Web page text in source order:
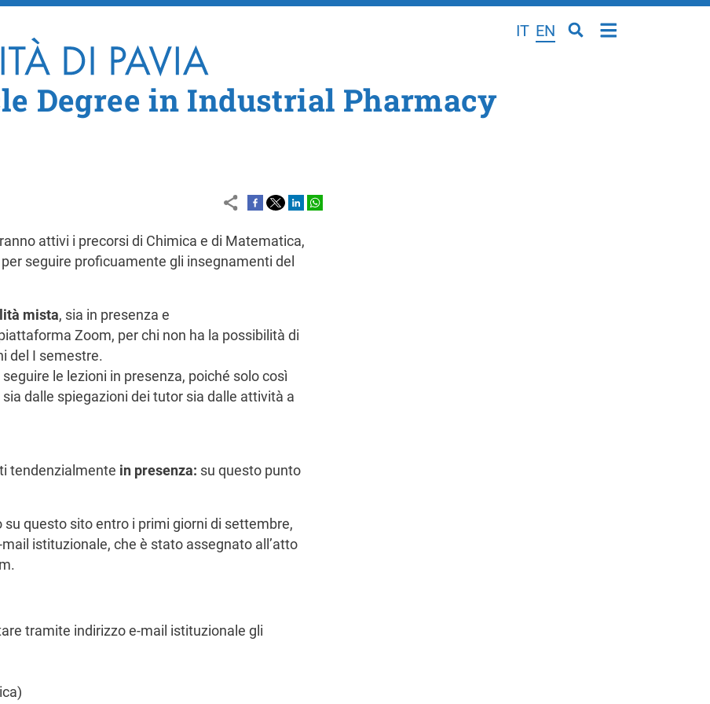
Skip to main content
IT EN
Degree in Industrial Pharmacy
attivi i precorsi di Chimica e di Matematica,
seguire proficuamente gli insegnamenti del
mista, sia in presenza e
Zoom, per chi non ha la possibilità di
del I semestre.
le lezioni in presenza, poiché solo così
dalle spiegazioni dei tutor sia dalle attività a
tendenzialmente in presenza: su questo punto
questo sito entro i primi giorni di settembre,
istituzionale, che è stato assegnato all’atto
tramite indirizzo e-mail istituzionale gli